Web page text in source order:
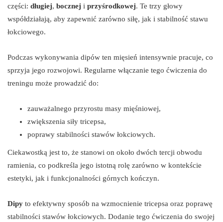
części: długiej, bocznej i przyśrodkowej. Te trzy głowy
współdziałają, aby zapewnić zarówno siłę, jak i stabilność stawu
łokciowego.
Podczas wykonywania dipów ten mięsień intensywnie pracuje, co
sprzyja jego rozwojowi. Regularne włączanie tego ćwiczenia do
treningu może prowadzić do:
zauważalnego przyrostu masy mięśniowej,
zwiększenia siły tricepsa,
poprawy stabilności stawów łokciowych.
Ciekawostką jest to, że stanowi on około dwóch tercji obwodu
ramienia, co podkreśla jego istotną rolę zarówno w kontekście
estetyki, jak i funkcjonalności górnych kończyn.
Dipy to efektywny sposób na wzmocnienie tricepsa oraz poprawę
stabilności stawów łokciowych. Dodanie tego ćwiczenia do swojej